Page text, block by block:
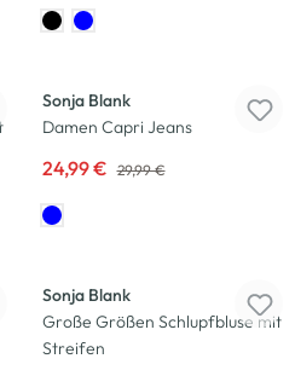
Sonja Blank
Damen Capri Jeans
24,99 € 29,99 €
Sonja Blank
Große Größen Schlupfbluse mit
Streifen